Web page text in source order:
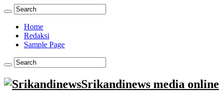
Home
Redaksi
Sample Page
Srikandinews media online